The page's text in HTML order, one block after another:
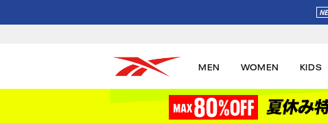
MEN WOMEN KIDS